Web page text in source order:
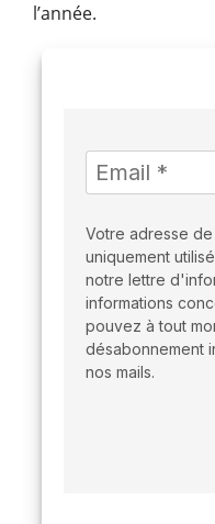
l’année.
Votre adresse
uniquement
notre lettre
informations
pouvez à tout
désabonnement
nos mails.